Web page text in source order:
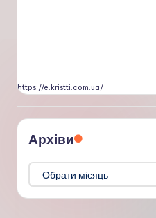
https://e.kristti.com.ua/
Архіви
Архіви